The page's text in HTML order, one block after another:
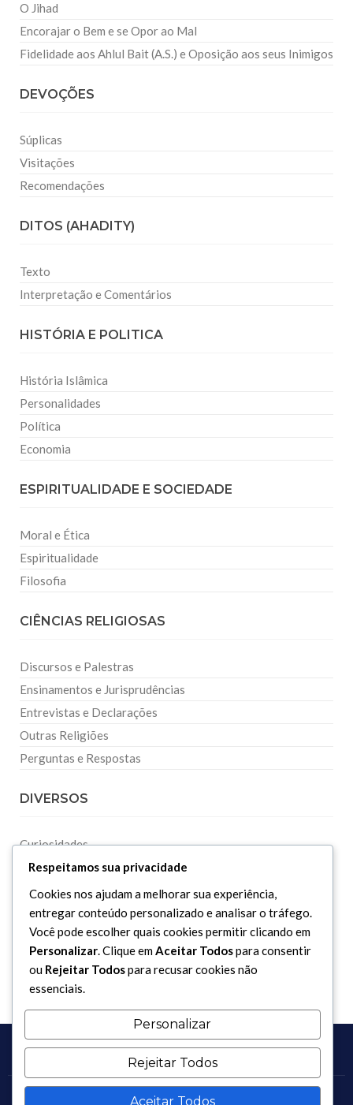
O Jihad
Encorajar o Bem e se Opor ao Mal
Fidelidade aos Ahlul Bait (A.S.) e Oposição aos seus Inimigos
DEVOÇÕES
Súplicas
Visitações
Recomendações
DITOS (AHADITY)
Texto
Interpretação e Comentários
HISTÓRIA E POLITICA
História Islâmica
Personalidades
Política
Economia
ESPIRITUALIDADE E SOCIEDADE
Moral e Ética
Espiritualidade
Filosofia
CIÊNCIAS RELIGIOSAS
Discursos e Palestras
Ensinamentos e Jurisprudências
Entrevistas e Declarações
Outras Religiões
Perguntas e Respostas
DIVERSOS
Curiosidades
Dicionário Islâmico
Downloads
Respeitamos sua privacidade
Cookies nos ajudam a melhorar sua experiência,
entregar conteúdo personalizado e analisar o tráfego.
Você pode escolher quais cookies permitir clicando em
Personalizar. Clique emAceitar Todospara consentir
ou Rejeitar Todospara recusar cookies não
essenciais.
Personalizar
Rejeitar Todos
Aceitar Todos